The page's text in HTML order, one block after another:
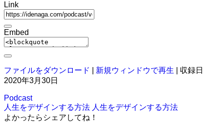
Link
Embed
ファイルをダウンロード 新規ウィンドウで再生
収録日
2020年3月30日
Podcast
人生をデザインする方法 人生をデザインする方法
よかったらシェアしてね！